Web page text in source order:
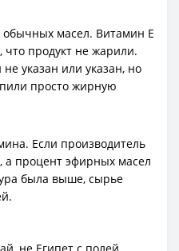
масел. Витамин Е
что продукт не жарили.
не указан или указан, но
просто жирную
Если производитель
процент эфирных масел
была выше, сырье